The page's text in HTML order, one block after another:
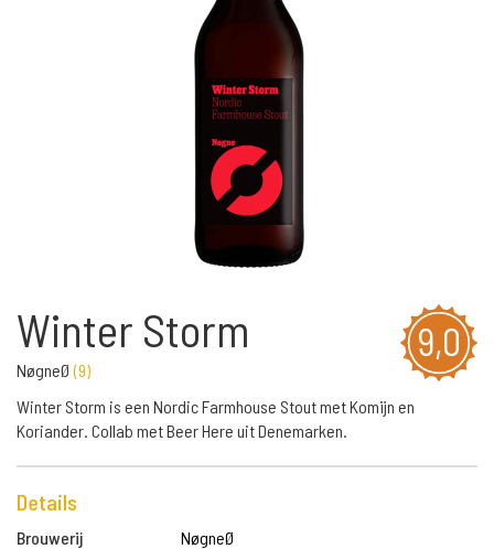
9,0
Winter Storm
NøgneØ(9)
Winter Storm is een Nordic Farmhouse Stout met Komijn en
Koriander. Collab met Beer Here uit Denemarken.
Details
Brouwerij
NøgneØ